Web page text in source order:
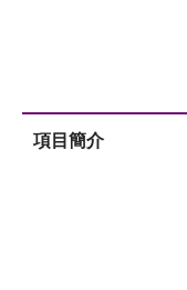
項目簡介